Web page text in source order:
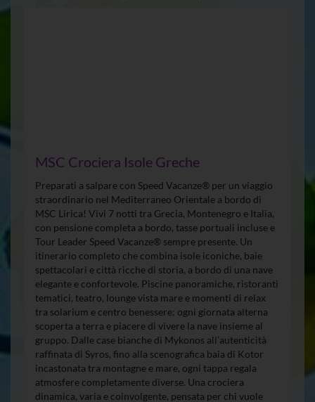
MSC Crociera Isole Greche
Preparati a salpare con Speed Vacanze® per un viaggio
straordinario nel Mediterraneo Orientale a bordo di
MSC Lirica! Vivi 7 notti tra Grecia, Montenegro e Italia,
con pensione completa a bordo, tasse portuali incluse e
Tour Leader Speed Vacanze® sempre presente. Un
itinerario completo che combina isole iconiche, baie
spettacolari e città ricche di storia, a bordo di una nave
elegante e confortevole. Piscine panoramiche, ristoranti
tematici, teatro, lounge vista mare e momenti di relax
tra solarium e centro benessere: ogni giornata alterna
scoperta a terra e piacere di vivere la nave insieme al
gruppo. Dalle case bianche di Mykonos all’autenticità
raffinata di Syros, fino alla scenografica baia di Kotor
incastonata tra montagne e mare, ogni tappa regala
atmosfere completamente diverse. Una crociera
dinamica, varia e coinvolgente, pensata per chi vuole